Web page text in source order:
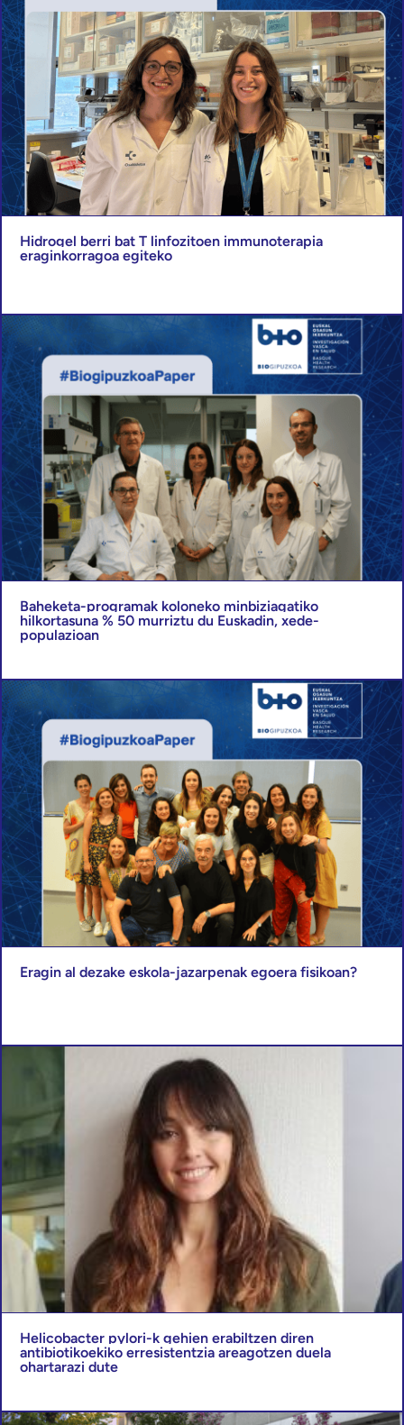
Hidrogel berri bat T linfozitoen immunoterapia
eraginkorragoa egiteko
Baheketa-programak koloneko minbiziagatiko
hilkortasuna % 50 murriztu du Euskadin, xede-
populazioan
Eragin al dezake eskola-jazarpenak egoera fisikoan?
Helicobacter pylori-k gehien erabiltzen diren
antibiotikoekiko erresistentzia areagotzen duela
ohartarazi dute